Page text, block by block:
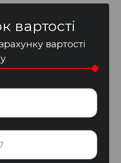
вартості
вартості